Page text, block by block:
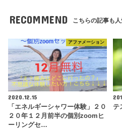
RECOMMEND こちらの記事も人
アファメーション
2020.12.15
「エネルギーシャワー体験」２０
２０年１２月前半の個別zoomヒ
ーリングセ…
テ